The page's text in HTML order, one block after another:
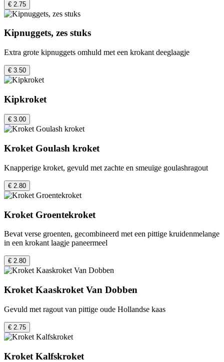
€ 2.75
Kipnuggets, zes stuks
Extra grote kipnuggets omhuld met een krokant deeglaagje
€ 3.50
Kipkroket
€ 3.00
Kroket Goulash kroket
Knapperige kroket, gevuld met zachte en smeuïge goulashragout
€ 2.80
Kroket Groentekroket
Bevat verse groenten, gecombineerd met een pittige kruidenmelange
in een krokant laagje paneermeel
€ 2.80
Kroket Kaaskroket Van Dobben
Gevuld met ragout van pittige oude Hollandse kaas
€ 2.75
Kroket Kalfskroket